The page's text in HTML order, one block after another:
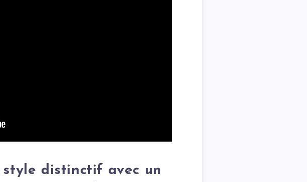
distinctif avec un